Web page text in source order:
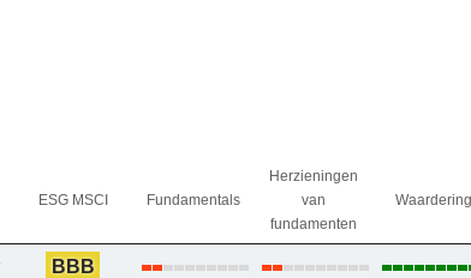
ESG MSCI Fundamentals
Herzieningen
van
fundamenten
Waardering
BBB